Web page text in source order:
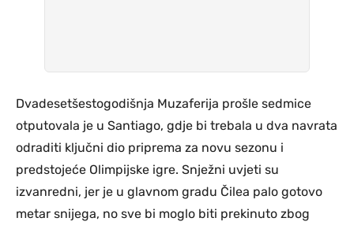
Dvadesetšestogodišnja Muzaferija prošle sedmice
otputovala je u Santiago, gdje bi trebala u dva navrata
odraditi ključni dio priprema za novu sezonu i
predstojeće Olimpijske igre. Snježni uvjeti su
izvanredni, jer je u glavnom gradu Čilea palo gotovo
metar snijega, no sve bi moglo biti prekinuto zbog